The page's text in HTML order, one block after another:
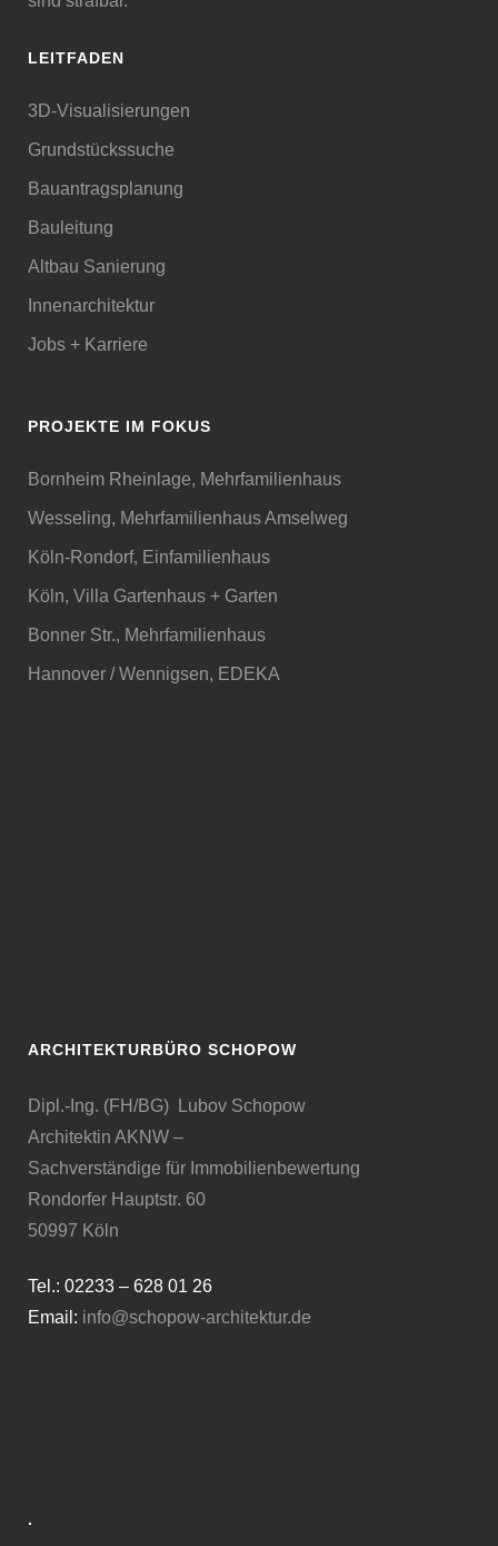
LEITFADEN
3D-Visualisierungen
Grundstückssuche
Bauantragsplanung
Bauleitung
Altbau Sanierung
Innenarchitektur
Jobs + Karriere
PROJEKTE IM FOKUS
Bornheim Rheinlage, Mehrfamilienhaus
Wesseling, Mehrfamilienhaus Amselweg
Köln-Rondorf, Einfamilienhaus
Köln, Villa Gartenhaus + Garten
Bonner Str., Mehrfamilienhaus
Hannover / Wennigsen, EDEKA
ARCHITEKTURBÜRO SCHOPOW
Dipl.-Ing. (FH/BG) Lubov Schopow
Architektin AKNW –
Sachverständige für Immobilienbewertung
Rondorfer Hauptstr. 60
50997 Köln
Tel.: 02233 – 628 01 26
Email: info@schopow-architektur.de
·